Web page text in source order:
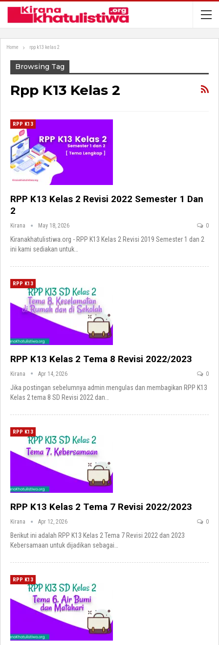
Home rpp k13 kelas 2
Browsing Tag
Rpp K13 Kelas 2
RPP K13
RPP K13 Kelas 2 Revisi 2022 Semester 1 Dan
2
Kirana May 18, 2026 0
Kiranakhatulistiwa.org - RPP K13 Kelas 2 Revisi 2019 Semester 1 dan 2
ini kami sediakan untuk…
RPP K13
RPP K13 Kelas 2 Tema 8 Revisi 2022/2023
Kirana Apr 14, 2026 0
Jika postingan sebelumnya admin mengulas dan membagikan RPP K13
Kelas 2 tema 8 SD Revisi 2022 dan
RPP K13
RPP K13 Kelas 2 Tema 7 Revisi 2022/2023
Kirana Apr 12, 2026 0
Berikut ini adalah RPP K13 Kelas 2 Tema 7 Revisi 2022 dan 2023
Kebersamaan untuk dijadikan sebagai
RPP K13